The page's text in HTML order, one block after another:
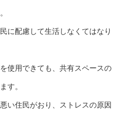
に配慮して生活しなくてはなり
使用できても、共有スペースの
す。
い住民がおり、ストレスの原因